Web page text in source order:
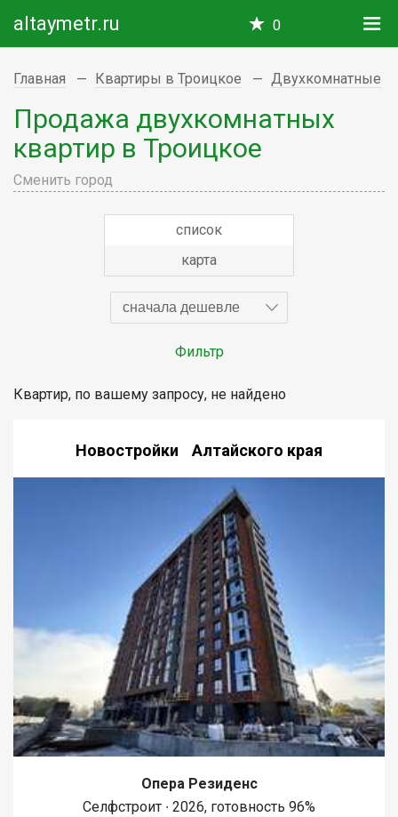
altaymetr.ru 0
Главная Квартиры в Троицкое Двухкомнатные
Продажа двухкомнатных
квартир в Троицкое
Сменить город
список
карта
сначала дешевле
Фильтр
Квартир, по вашему запросу, не найдено
Новостройки Алтайского края
Опера Резиденс
Селфстроит ∙ 2026, готовность 96%